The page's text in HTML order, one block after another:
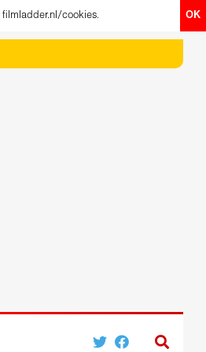
OK
filmladder.nl/cookies.